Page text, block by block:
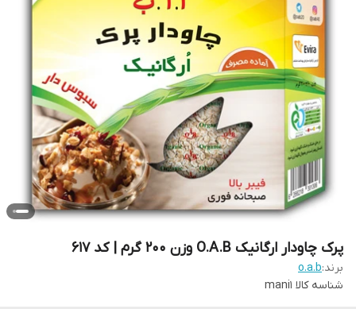
پرک چاودار ارگانیک O.A.B وزن 200 گرم | کد 617
برند:o.a.b
شناسه کالا mani1